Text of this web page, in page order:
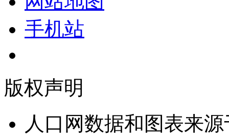
手机站
版权声明
人口网数据和图表来